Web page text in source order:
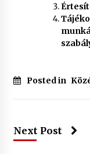
Posted in
Next Post